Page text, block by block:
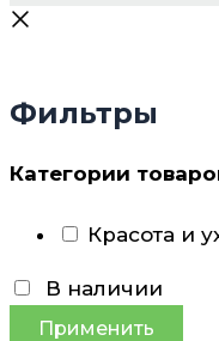
Фильтры
Категории
Красота и
В наличии
Применить